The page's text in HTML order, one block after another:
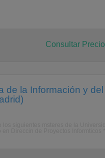
Consultar Precio
de la Información y del